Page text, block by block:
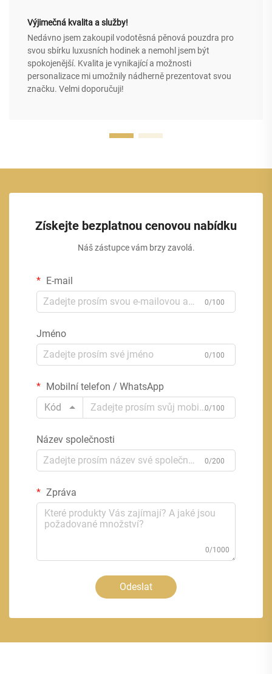
Výjimečná kvalita a služby!
Nedávno jsem zakoupil vodotěsná pěnová pouzdra pro
svou sbírku luxusních hodinek a nemohl jsem být
spokojenější. Kvalita je vynikající a možnosti
personalizace mi umožnily nádherně prezentovat svou
značku. Velmi doporučuji!
Získejte bezplatnou cenovou nabídku
Náš zástupce vám brzy zavolá.
E-mail
0/100
Jméno
0/100
Mobilní telefon / WhatsApp
Kód
0/100
Název společnosti
0/200
Zpráva
0/1000
Odeslat